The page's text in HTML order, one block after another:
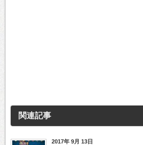
関連記事
2017年 9月 13日